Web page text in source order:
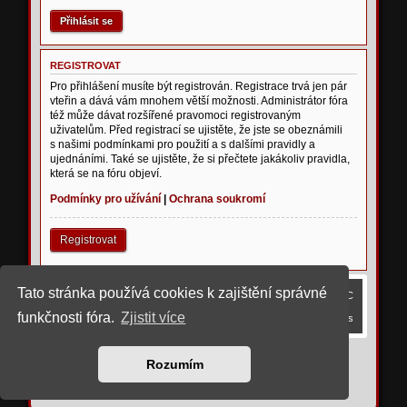
Tato stránka používá cookies k zajištění správné
funkčnosti fóra. Zjistit více
Rozumím
REGISTROVAT
Pro přihlášení musíte být registrován. Registrace trvá jen pár
vteřin a dává vám mnohem větší možnosti. Administrátor fóra
též může dávat rozšířené pravomoci registrovaným
uživatelům. Před registrací se ujistěte, že jste se obeznámili
s našimi podmínkami pro použití a s dalšími pravidly a
ujednáními. Také se ujistěte, že si přečtete jakákoliv pravidla,
která se na fóru objeví.
Podmínky pro užívání |Ochrana soukromí
Registrovat
Obsah fóra Všechny časy jsou v UTC
Smazat cookies
Kontaktujte nás